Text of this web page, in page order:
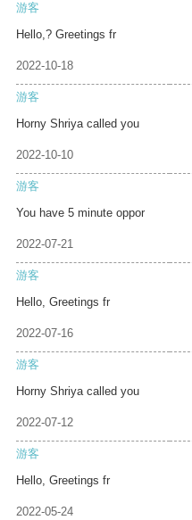
游客
Hello,? Greetings fr
2022-10-18
游客
Horny Shriya called you
2022-10-10
游客
You have 5 minute oppor
2022-07-21
游客
Hello, Greetings fr
2022-07-16
游客
Horny Shriya called you
2022-07-12
游客
Hello, Greetings fr
2022-05-24